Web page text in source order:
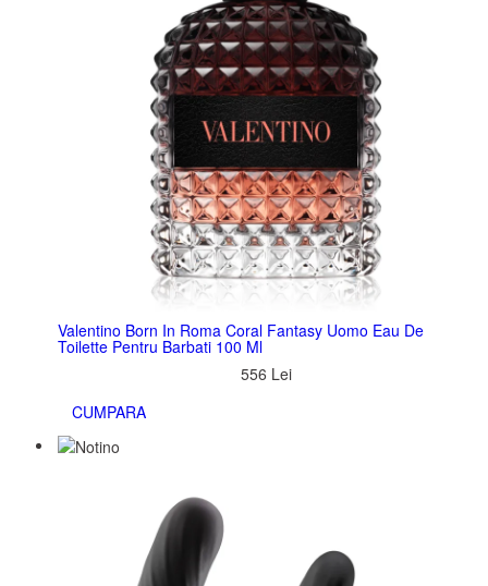
Valentino Born In Roma Coral Fantasy Uomo Eau De
Toilette Pentru Barbati 100 Ml
556 Lei
CUMPARA